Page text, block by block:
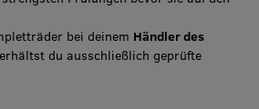
bei deinem Händler des
erhältst du ausschließlich geprüfte